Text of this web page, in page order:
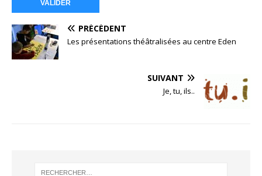
PRÉCÉDENT
Les présentations théâtralisées au centre Eden
SUIVANT
Je, tu, ils..